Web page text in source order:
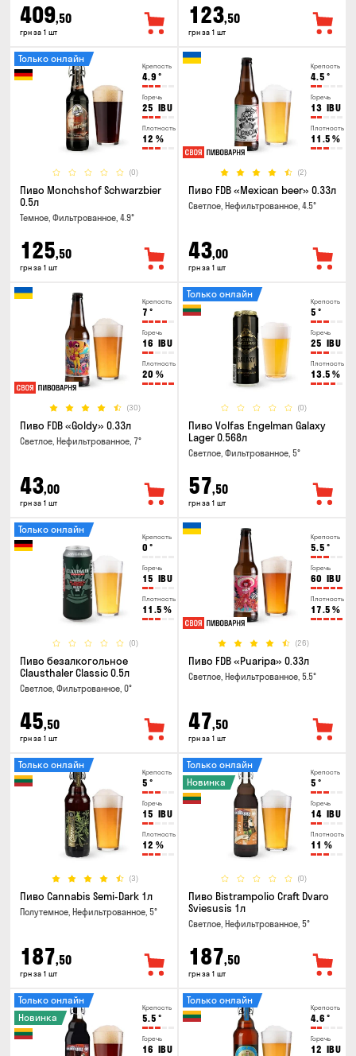
409,50
грн за 1 шт
123,50
грн за 1 шт
Крепость
4.9 °
Горечь
25 IBU
Плотность
12 %
(0)
Только онлайн
Пиво Monchshof Schwarzbier
0.5л
Темное, Фильтрованное, 4.9°
125,50
грн за 1 шт
Крепость
4.5 °
Горечь
13 IBU
Плотность
11.5 %
(2)
Пиво FDB «Mexican beer» 0.33л
Светлое, Нефильтрованное, 4.5°
43,00
грн за 1 шт
Крепость
7 °
Горечь
16 IBU
Плотность
20 %
(30)
Пиво FDB «Goldy» 0.33л
Светлое, Нефильтрованное, 7°
43,00
грн за 1 шт
Крепость
5 °
Горечь
25 IBU
Плотность
13.5 %
(0)
Только онлайн
Пиво Volfas Engelman Galaxy
Lager 0.568л
Светлое, Фильтрованное, 5°
57,50
грн за 1 шт
Крепость
0 °
Горечь
15 IBU
Плотность
11.5 %
(0)
Только онлайн
Пиво безалкогольное
Clausthaler Classic 0.5л
Светлое, Фильтрованное, 0°
45,50
грн за 1 шт
Крепость
5.5 °
Горечь
60 IBU
Плотность
17.5 %
(26)
Пиво FDB «Puaripa» 0.33л
Светлое, Нефильтрованное, 5.5°
47,50
грн за 1 шт
Крепость
5 °
Горечь
15 IBU
Плотность
12 %
(3)
Только онлайн
Пиво Cannabis Semi-Dark 1л
Полутемное, Нефильтрованное, 5°
187,50
грн за 1 шт
Крепость
5 °
Горечь
14 IBU
Плотность
11 %
(0)
Только онлайн
Новинка
Пиво Bistrampolio Craft Dvaro
Sviesusis 1л
Светлое, Нефильтрованное, 5°
187,50
грн за 1 шт
Крепость
5.5 °
Горечь
16 IBU
Только онлайн
Новинка
Крепость
4.6 °
Горечь
12 IBU
Только онлайн